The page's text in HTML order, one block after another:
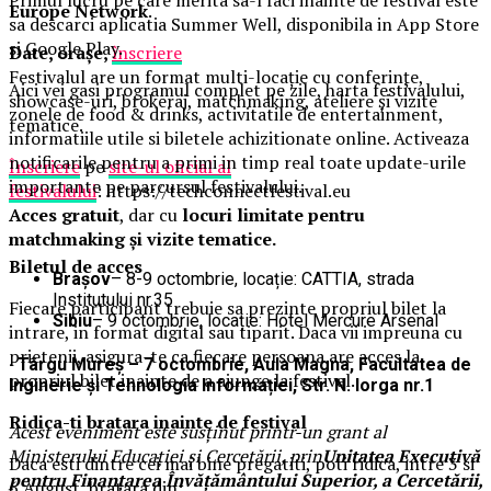
Europe Network.
Date, orașe,înscriere
Festivalul are un format multi-locație cu conferințe,
showcase-uri, brokeraj, matchmaking, ateliere și vizite
tematice.
Înscrierepesite-ul oficial al
festivalului: https://techconnectfestival.eu
Acces gratuit, dar cu locuri limitate pentru
matchmaking și vizite tematice.
Brașov– 8-9 octombrie, locație: CATTIA, strada
Institutului nr.35
Sibiu– 9 octombrie, locație: Hotel Mercure Arsenal
·Târgu Mureș– 7 octombrie, Aula Magna, Facultatea de
Inginerie și Tehnologia Informației, Str. N. Iorga nr.1
Acest eveniment este susținut printr-un grant al
Ministerului Educației și Cercetării, prinUnitatea Executivă
pentru Finanțarea Învățământului Superior, a Cercetării,
sa descarci aplicatia Summer Well, disponibila in App Store
si Google Play.
Aici vei gasi programul complet pe zile, harta festivalului,
zonele de food & drinks, activitatile de entertainment,
informatiile utile si biletele achizitionate online. Activeaza
notificarile pentru a primi in timp real toate update-urile
importante pe parcursul festivalului.
Biletul de acces
Fiecare participant trebuie sa prezinte propriul bilet la
intrare, in format digital sau tiparit. Daca vii impreuna cu
prietenii, asigura-te ca fiecare persoana are acces la
propriul bilet inainte de a ajunge la festival.
Ridica-ti bratarainainte de festival
Daca esti dintre cei mai bine pregatiti, poti ridica, intre 3 si